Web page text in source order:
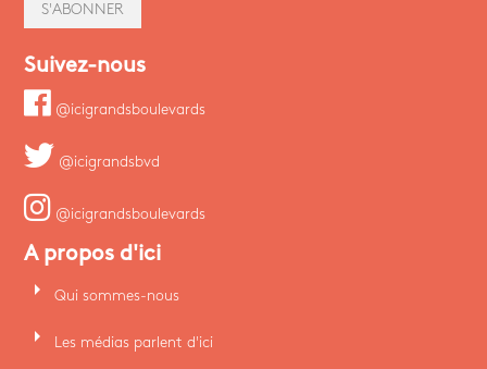
S'ABONNER
Suivez-nous
@icigrandsboulevards
@icigrandsbvd
@icigrandsboulevards
A propos d'ici
arrow_right Qui sommes-nous
arrow_right Les médias parlent d'ici